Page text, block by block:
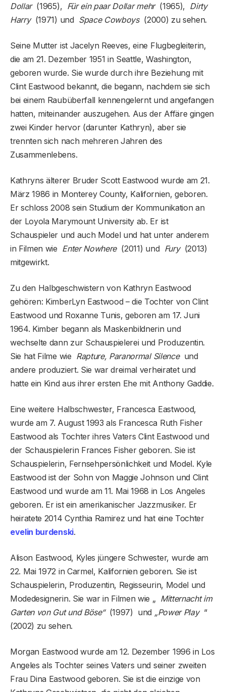
Dollar(1965), Für ein paar Dollar mehr(1965), Dirty
Harry(1971) und Space Cowboys(2000) zu sehen.
Seine Mutter ist Jacelyn Reeves, eine Flugbegleiterin,
die am 21. Dezember 1951 in Seattle, Washington,
geboren wurde. Sie wurde durch ihre Beziehung mit
Clint Eastwood bekannt, die begann, nachdem sie sich
bei einem Raubüberfall kennengelernt und angefangen
hatten, miteinander auszugehen. Aus der Affäre gingen
zwei Kinder hervor (darunter Kathryn), aber sie
trennten sich nach mehreren Jahren des
Zusammenlebens.
Kathryns älterer Bruder Scott Eastwood wurde am 21.
März 1986 in Monterey County, Kalifornien, geboren.
Er schloss 2008 sein Studium der Kommunikation an
der Loyola Marymount University ab. Er ist
Schauspieler und auch Model und hat unter anderem
in Filmen wie Enter Nowhere(2011) und Fury(2013)
mitgewirkt.
Zu den Halbgeschwistern von Kathryn Eastwood
gehören: KimberLyn Eastwood – die Tochter von Clint
Eastwood und Roxanne Tunis, geboren am 17. Juni
1964. Kimber begann als Maskenbildnerin und
wechselte dann zur Schauspielerei und Produzentin.
Sie hat Filme wie Rapture, Paranormal Silenceund
andere produziert. Sie war dreimal verheiratet und
hatte ein Kind aus ihrer ersten Ehe mit Anthony Gaddie.
Eine weitere Halbschwester, Francesca Eastwood,
wurde am 7. August 1993 als Francesca Ruth Fisher
Eastwood als Tochter ihres Vaters Clint Eastwood und
der Schauspielerin Frances Fisher geboren. Sie ist
Schauspielerin, Fernsehpersönlichkeit und Model. Kyle
Eastwood ist der Sohn von Maggie Johnson und Clint
Eastwood und wurde am 11. Mai 1968 in Los Angeles
geboren. Er ist ein amerikanischer Jazzmusiker. Er
heiratete 2014 Cynthia Ramirez und hat eine Tochter
evelin burdenski.
Alison Eastwood, Kyles jüngere Schwester, wurde am
22. Mai 1972 in Carmel, Kalifornien geboren. Sie ist
Schauspielerin, Produzentin, Regisseurin, Model und
Modedesignerin. Sie war in Filmen wie „ Mitternacht im
Garten von Gut und Böse“(1997) und „Power Play“
(2002) zu sehen.
Morgan Eastwood wurde am 12. Dezember 1996 in Los
Angeles als Tochter seines Vaters und seiner zweiten
Frau Dina Eastwood geboren. Sie ist die einzige von